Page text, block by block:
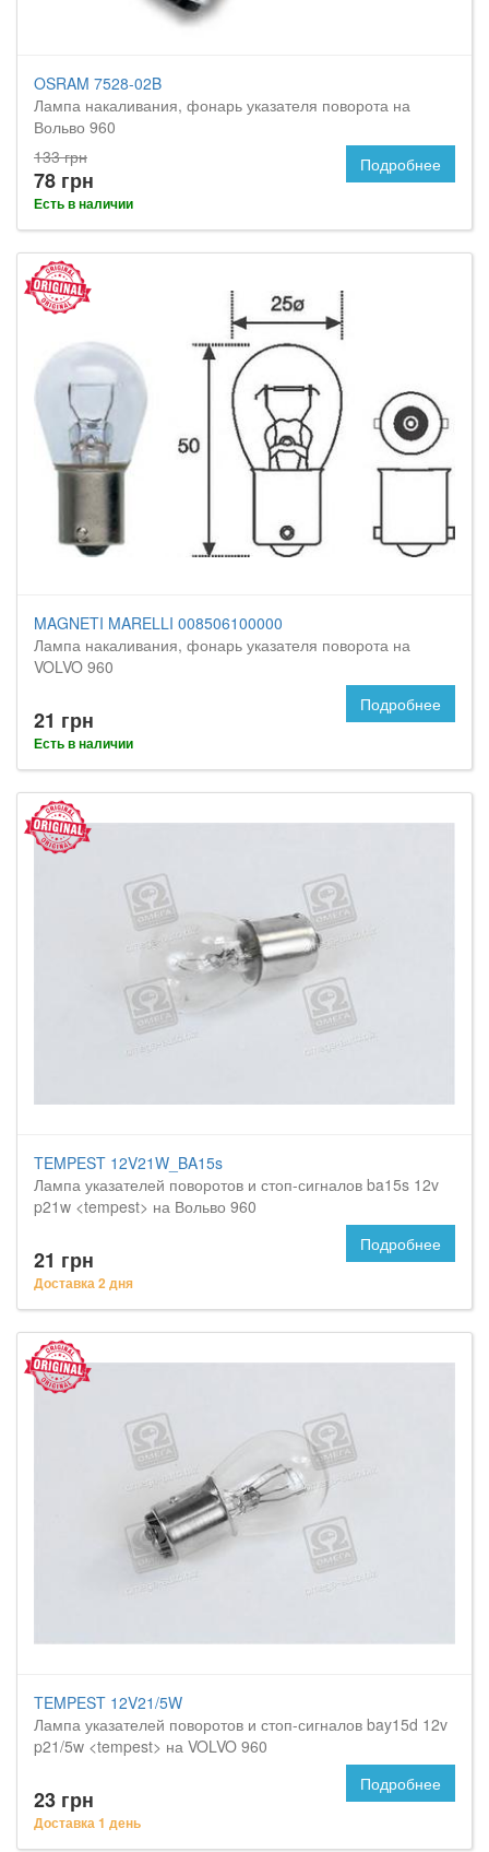
OSRAM 7528-02B
Лампа накаливания, фонарь указателя поворота на
Вольво 960
133 грн
78 грн
Есть в наличии
Подробнее
MAGNETI MARELLI 008506100000
Лампа накаливания, фонарь указателя поворота на
VOLVO 960
21 грн
Есть в наличии
Подробнее
TEMPEST 12V21W_BA15s
Лампа указателей поворотов и стоп-сигналов ba15s 12v
p21w <tempest> на Вольво 960
21 грн
Доставка 2 дня
Подробнее
TEMPEST 12V21/5W
Лампа указателей поворотов и стоп-сигналов bay15d 12v
p21/5w <tempest> на VOLVO 960
23 грн
Доставка 1 день
Подробнее